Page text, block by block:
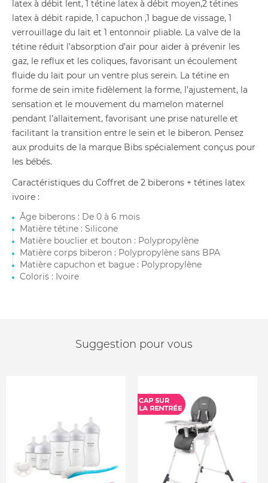
latex à débit lent, 1 tétine latex à débit moyen,2 tétines
latex à débit rapide, 1 capuchon ,1 bague de vissage, 1
verrouillage du lait et 1 entonnoir pliable. La valve de la
tétine réduit l’absorption d’air pour aider à prévenir les
gaz, le reflux et les coliques, favorisant un écoulement
fluide du lait pour un ventre plus serein. La tétine en
forme de sein imite fidèlement la forme, l’ajustement, la
sensation et le mouvement du mamelon maternel
pendant l’allaitement, favorisant une prise naturelle et
facilitant la transition entre le sein et le biberon. Pensez
aux produits de la marque Bibs spécialement conçus pour
les bébés.
Caractéristiques du Coffret de 2 biberons + tétines latex
ivoire :
Âge biberons : De 0 à 6 mois
Matière tétine : Silicone
Matière bouclier et bouton : Polypropylène
Matière corps biberon : Polypropylène sans BPA
Matière capuchon et bague : Polypropylène
Coloris : Ivoire
Suggestion pour vous